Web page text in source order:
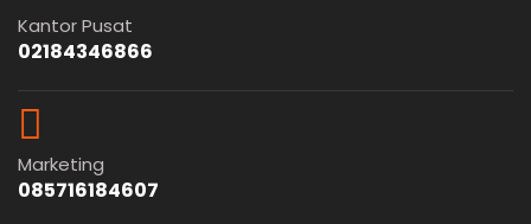
Kantor Pusat
02184346866
Marketing
085716184607